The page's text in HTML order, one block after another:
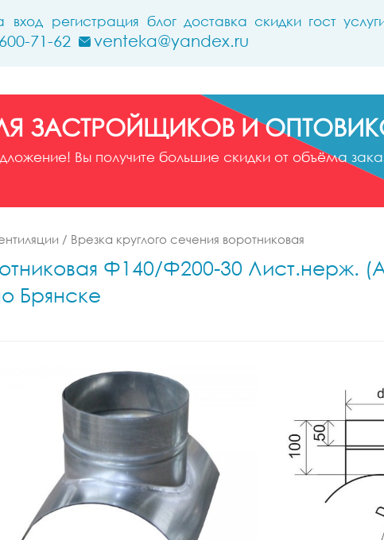
вход регистрация блог доставка скидки гост
71-62 venteka@yandex.ru
ЗАСТРОЙЩИКОВ И
Вы получите большие скидки от объёма
/ Врезка круглого сечения воротниковая
Ф140/Ф200-30 Лист.нерж.
Брянске